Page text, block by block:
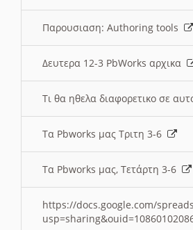
Παρουσιαση: Authoring tools
Δευτερα 12-3 PbWorks αρχικα
Τι θα ηθελα διαφορετικο σε
Τα Pbworks μας Τριτη 3-6
Τα Pbworks μας, Τετάρτη 3-6
https://docs.google.com/